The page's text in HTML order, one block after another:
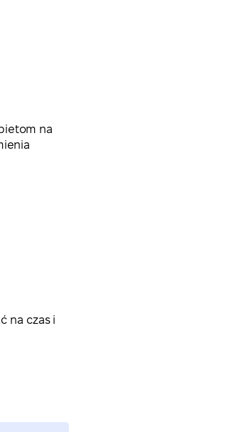
na
na czas i